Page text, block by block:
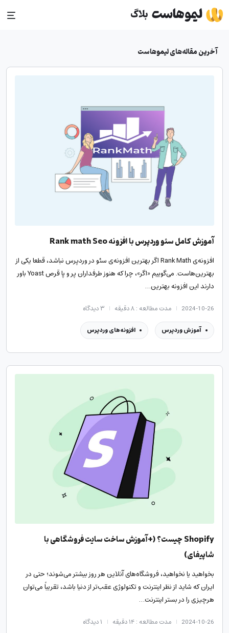
Skip
to
آخرین مقاله‌های لیموهاست
آموزش کامل سئو وردپرس با افزونه Rank math Seo
افزونه‌ی Rank Math اگر بهترین افزونه‌ی سئو در وردپرس نباشد، قطعا یکی از
بهترین‌هاست. می‌گوییم «اگر»، چرا که هنوز طرفداران پر و پا قرص Yoast باور
دارند این افزونه بهترین…
2024-10-26 مدت مطالعه : ۸ دقیقه ۳دیدگاه
آموزش وردپرس افزونه‌های وردپرس
Shopify چیست؟ (+آموزش ساخت سایت فروشگاهی با
شاپیفای)
بخواهید یا نخواهید، فروشگاه‌های آنلاین هر روز بیشتر می‌شوند؛ حتی در
ایران که شاید از نظر اینترنت و تکنولوژی عقب‌تر از دنیا باشد، تقریباً می‌توان
هرچیزی را در بستر اینترنت…
2024-10-26 مدت مطالعه : ۱۴ دقیقه ۱دیدگاه